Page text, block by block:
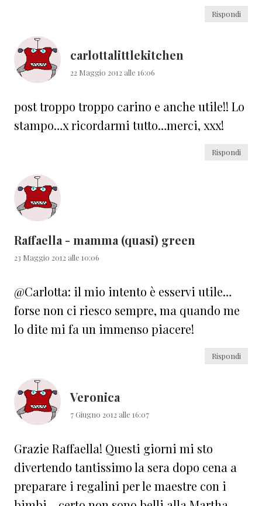
Rispondi
carlottalittlekitchen
22 Maggio 2012 alle 16:06
post troppo troppo carino e anche utile!! Lo
stampo…x ricordarmi tutto…merci, xxx!
Rispondi
Raffaella - mamma (quasi) green
23 Maggio 2012 alle 10:06
@Carlotta: il mio intento è esservi utile…
forse non ci riesco sempre, ma quando me
lo dite mi fa un immenso piacere!
Rispondi
Veronica
7 Giugno 2012 alle 16:07
Grazie Raffaella! Questi giorni mi sto
divertendo tantissimo la sera dopo cena a
preparare i regalini per le maestre con i